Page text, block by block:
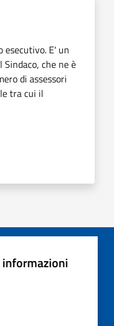
esecutivo. E' un
che ne è
di assessori
tra cui il
informazioni